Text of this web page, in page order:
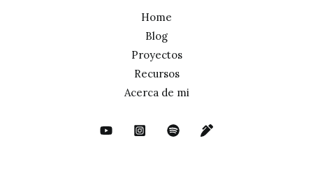
Home
Blog
Proyectos
Recursos
Acerca de mi